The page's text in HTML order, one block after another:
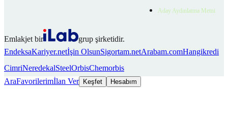
Aday Aydınlatma Metni
Emlakjet bir
grup şirketidir.
EndeksaKariyer.netİşin OlsunSigortam.netArabam.comHangikredi
CimriNeredekalSteelOrbisChemorbis
AraFavorilerimİlan Ver Keşfet Hesabım